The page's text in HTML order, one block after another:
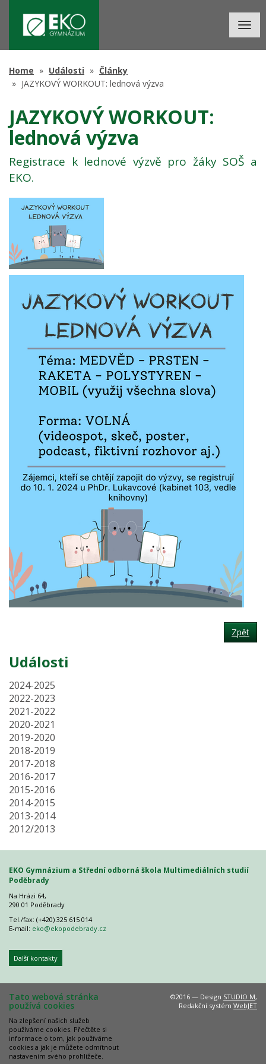
Home Události
Články
JAZYKOVÝ WORKOUT: lednová výzva
JAZYKOVÝ WORKOUT:
lednová výzva
Registrace k lednové výzvě pro žáky SOŠ a
EKO.
Zpět
Události
2024-2025
2022-2023
2021-2022
2020-2021
2019-2020
2018-2019
2017-2018
2016-2017
2015-2016
2014-2015
2013-2014
2012/2013
EKO Gymnázium a Střední odborná škola Multimediálních studií
Poděbrady
Na Hrázi 64,
290 01 Poděbrady
Tel./fax: (+420) 325 615 014
E-mail: eko@ekopodebrady.cz
Další kontakty
Tato webová stránka
používá cookies
Na zlepšení našich služeb
používáme cookies. Přečtěte si
informace o tom, jak používáme
cookies a jak je můžete odmítnout
nastavením svého prohlížeče.
©2016 — Design STUDIO M,
Redakční systém WebJET